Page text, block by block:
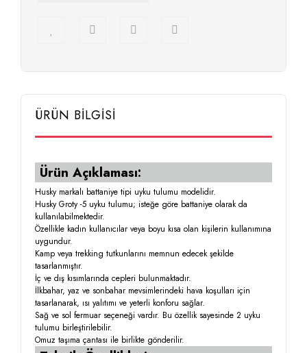
ÜRÜN BİLGİSİ
Ürün Açıklaması:
Husky markalı battaniye tipi uyku tulumu modelidir.
Husky Groty -5 uyku tulumu; isteğe göre battaniye olarak da
kullanılabilmektedir.
Özellikle kadın kullanıcılar veya boyu kısa olan kişilerin kullanımına
uygundur.
Kamp veya trekking tutkunlarını memnun edecek şekilde
tasarlanmıştır.
İç ve dış kısımlarında cepleri bulunmaktadır.
İlkbahar, yaz ve sonbahar mevsimlerindeki hava koşulları için
tasarlanarak, ısı yalıtımı ve yeterli konforu sağlar.
Sağ ve sol fermuar seçeneği vardır. Bu özellik sayesinde 2 uyku
tulumu birleştirilebilir.
Omuz taşıma çantası ile birlikte gönderilir.